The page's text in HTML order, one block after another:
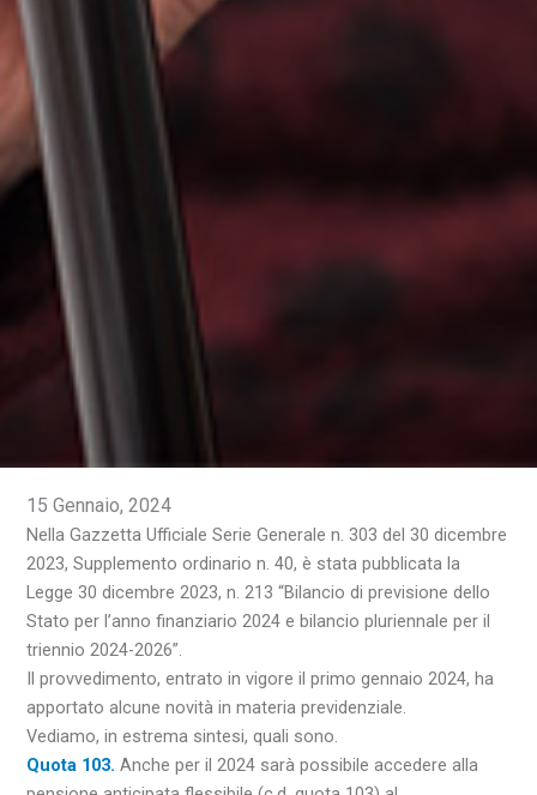
15 Gennaio, 2024
Nella Gazzetta Ufficiale Serie Generale n. 303 del 30 dicembre
2023, Supplemento ordinario n. 40, è stata pubblicata la
Legge 30 dicembre 2023, n. 213 “Bilancio di previsione dello
Stato per l’anno finanziario 2024 e bilancio pluriennale per il
triennio 2024-2026”.
Il provvedimento, entrato in vigore il primo gennaio 2024, ha
apportato alcune novità in materia previdenziale.
Vediamo, in estrema sintesi, quali sono.
Quota 103. Anche per il 2024 sarà possibile accedere alla